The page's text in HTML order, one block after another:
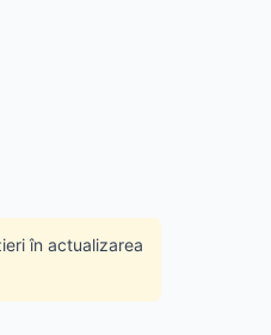
în actualizarea